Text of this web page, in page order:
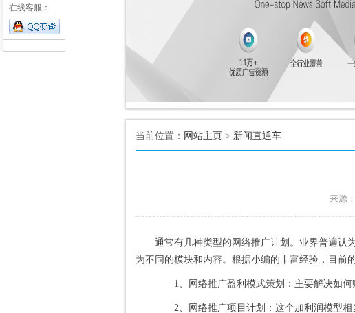
当前位置： 网站主页 > 新闻直通车
来源
通常有几种类型的网络推广计划。业界普遍认
为不同的模块和内容。根据小编的丰富经验，目前
1、网络推广盈利模式策划：主要解决如何
2、网络推广项目计划：这个加利润模型相
在线客服：